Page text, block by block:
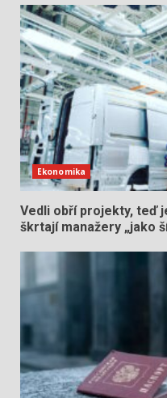
Ekonomika
Vedli obří projekty, teď
škrtají manažery „jako